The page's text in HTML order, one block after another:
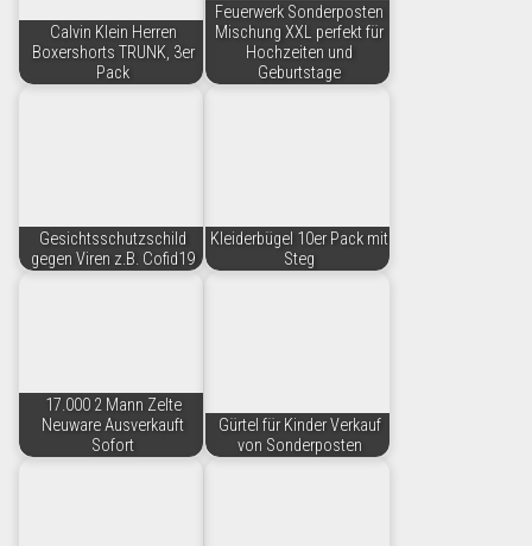
Calvin Klein Herren
Boxershorts TRUNK, 3er
Pack
Feuerwerk Sonderposten
Mischung XXL perfekt für
Hochzeiten und
Geburtstage
Gesichtsschutzschild
gegen Viren z.B. Cofid19
Kleiderbügel 10er Pack mit
Steg
17.000 2 Mann Zelte
Neuware Ausverkauft
Sofort
Gürtel für Kinder Verkauf
von Sonderposten